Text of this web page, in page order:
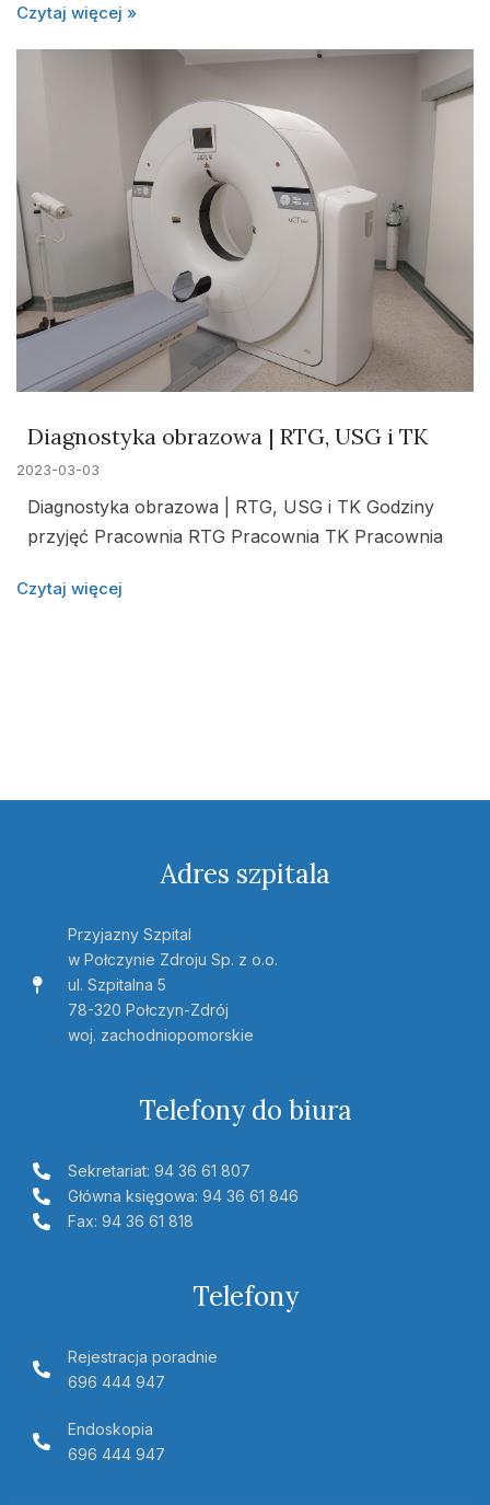
Czytaj więcej »
Diagnostyka obrazowa | RTG, USG i TK
2023-03-03
Diagnostyka obrazowa | RTG, USG i TK Godziny
przyjęć Pracownia RTG Pracownia TK Pracownia
Czytaj więcej
Adres szpitala
Przyjazny Szpital
w Połczynie Zdroju Sp. z o.o.
ul. Szpitalna 5
78-320 Połczyn-Zdrój
woj. zachodniopomorskie
Telefony do biura
Sekretariat: 94 36 61 807
Główna księgowa: 94 36 61 846
Fax: 94 36 61 818
Telefony
Rejestracja poradnie
696 444 947
Endoskopia
696 444 947